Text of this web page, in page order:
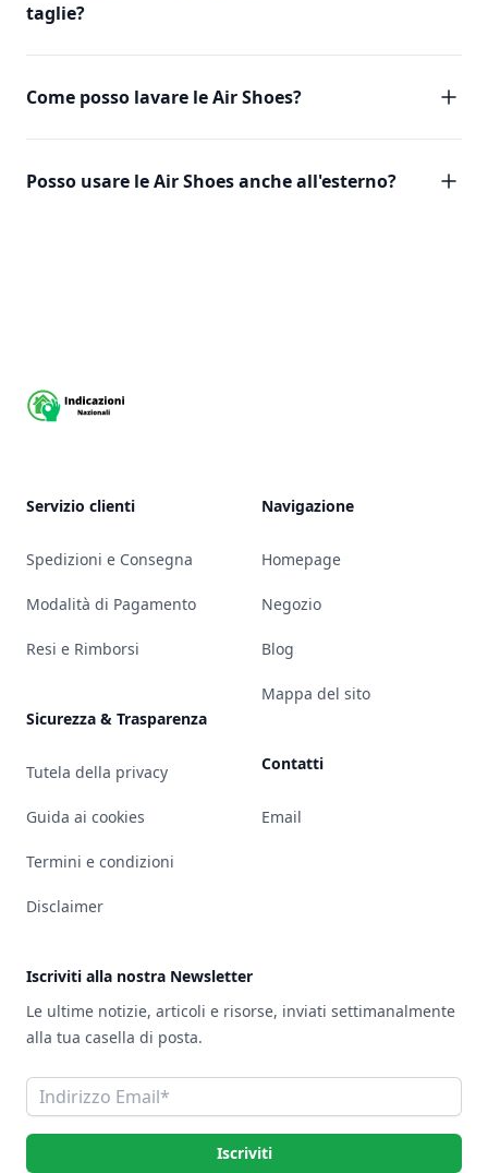
taglie?
Come posso lavare le Air Shoes?
Posso usare le Air Shoes anche all'esterno?
Servizio clienti
Spedizioni e Consegna
Modalità di Pagamento
Resi e Rimborsi
Sicurezza & Trasparenza
Tutela della privacy
Guida ai cookies
Termini e condizioni
Disclaimer
Navigazione
Homepage
Negozio
Blog
Mappa del sito
Contatti
Email
Iscriviti alla nostra Newsletter
Le ultime notizie, articoli e risorse, inviati settimanalmente
alla tua casella di posta.
Indirizzo Email
Iscriviti